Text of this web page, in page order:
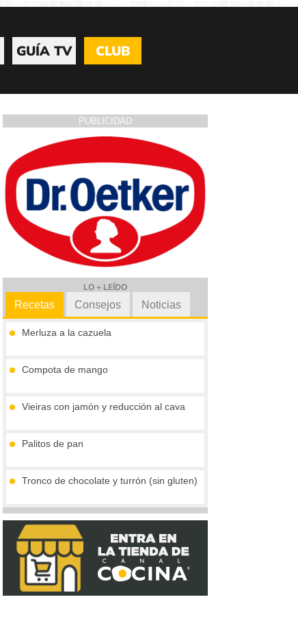
GUÍA TV CLUB
PUBLICIDAD
LO + LEÍDO
Recetas
Merluza a la cazuela
Compota de mango
Vieiras con jamón y reducción al cava
Palitos de pan
Tronco de chocolate y turrón (sin gluten)
Crema de boletus y huevo de codorniz
Consejos Noticias